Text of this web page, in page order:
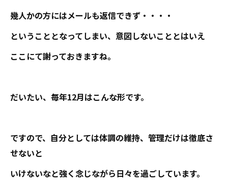
幾人かの方にはメールも返信できず・・・・
ということとなってしまい、意図しないこととはいえ
ここにて謝っておきますね。
だいたい、毎年12月はこんな形です。
ですので、自分としては体調の維持、管理だけは徹底さ
せないと
いけないなと強く念じながら日々を過ごしています。